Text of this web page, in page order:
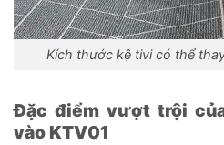
Kích thước kệ tivi có thể
Đặc điểm vượt trội
vào KTV01